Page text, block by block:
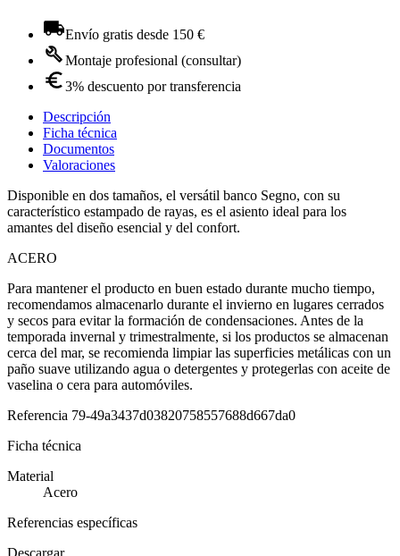
Envío gratis desde 150 €
Montaje profesional (consultar)
3% descuento por transferencia
Descripción
Ficha técnica
Documentos
Valoraciones
Disponible en dos tamaños, el versátil banco Segno, con su
característico estampado de rayas, es el asiento ideal para los
amantes del diseño esencial y del confort.
ACERO
Para mantener el producto en buen estado durante mucho tiempo,
recomendamos almacenarlo durante el invierno en lugares cerrados
y secos para evitar la formación de condensaciones. Antes de la
temporada invernal y trimestralmente, si los productos se almacenan
cerca del mar, se recomienda limpiar las superficies metálicas con un
paño suave utilizando agua o detergentes y protegerlas con aceite de
vaselina o cera para automóviles.
Referencia 79-49a3437d03820758557688d667da0
Ficha técnica
Material
Acero
Referencias específicas
Descargar